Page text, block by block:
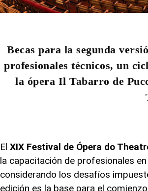
Becas para la segunda
profesionales técnicos, un
la ópera Il Tabarro de
ElXIX Festival de Ópera do
la capacitación de profesionales
considerando los desafíos
edición es la base para el